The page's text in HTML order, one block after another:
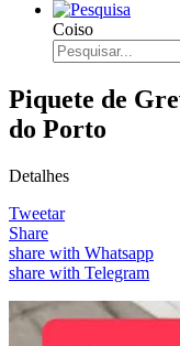
Coiso
Piquete de
do Porto
Detalhes
Tweetar
Share
share with Whatsapp
share with Telegram